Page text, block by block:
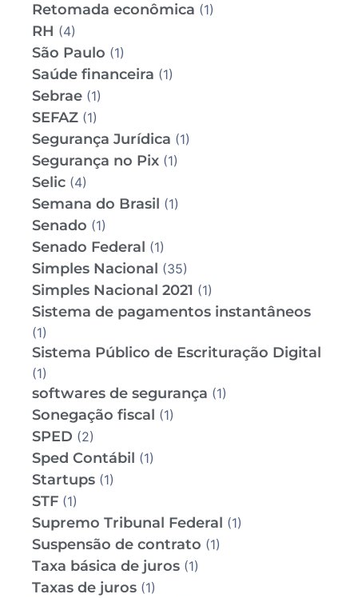
Retomada econômica (1)
RH (4)
São Paulo (1)
Saúde financeira (1)
Sebrae (1)
SEFAZ (1)
Segurança Jurídica (1)
Segurança no Pix (1)
Selic (4)
Semana do Brasil (1)
Senado (1)
Senado Federal (1)
Simples Nacional (35)
Simples Nacional 2021 (1)
Sistema de pagamentos instantâneos
(1)
Sistema Público de Escrituração Digital
(1)
softwares de segurança (1)
Sonegação fiscal (1)
SPED (2)
Sped Contábil (1)
Startups (1)
STF (1)
Supremo Tribunal Federal (1)
Suspensão de contrato (1)
Taxa básica de juros (1)
Taxas de juros (1)